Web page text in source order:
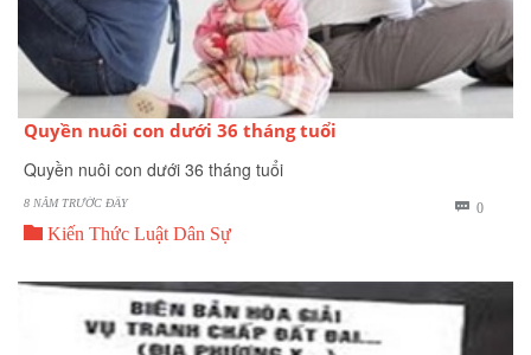
Quyền nuôi con dưới 36 tháng tuổi
Quyền nuôi con dưới 36 tháng tuổi
8 NĂM TRƯỚC ĐÂY  0BÌNH
 Kiến Thức Luật Dân Sự